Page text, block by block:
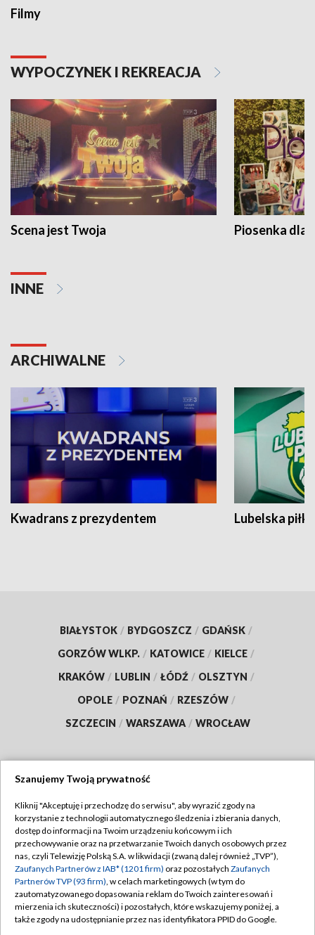
Filmy
WYPOCZYNEK I REKREACJA
Scena jest Twoja Piosenka dla
INNE
ARCHIWALNE
Kwadrans z prezydentem Lubelska piłka
BIAŁYSTOK / BYDGOSZCZ / GDAŃSK /
GORZÓW WLKP. / KATOWICE / KIELCE /
KRAKÓW / LUBLIN / ŁÓDŹ / OLSZTYN /
OPOLE / POZNAŃ / RZESZÓW /
SZCZECIN / WARSZAWA / WROCŁAW
TVP
Abonament TVP
Emisja w TVP
Centrum informacji TVP
Naziemna Telewizja Cyfrowa
Regulamin TVP
Polityka prywatności
Moje zgody
Pomoc
Szanujemy Twoją prywatność
Kliknij "Akceptuję i przechodzę do serwisu", aby wyrazić zgody na
korzystanie z technologii automatycznego śledzenia i zbierania danych,
dostęp do informacji na Twoim urządzeniu końcowym i ich
przechowywanie oraz na przetwarzanie Twoich danych osobowych przez
nas, czyli Telewizję Polską S.A. w likwidacji (zwaną dalej również „TVP”),
Zaufanych Partnerów z IAB* (1201 firm) oraz pozostałych Zaufanych
Partnerów TVP (93 firm), w celach marketingowych (w tym do
zautomatyzowanego dopasowania reklam do Twoich zainteresowań i
mierzenia ich skuteczności) i pozostałych, które wskazujemy poniżej, a
także zgody na udostępnianie przez nas identyfikatora PPID do Google.